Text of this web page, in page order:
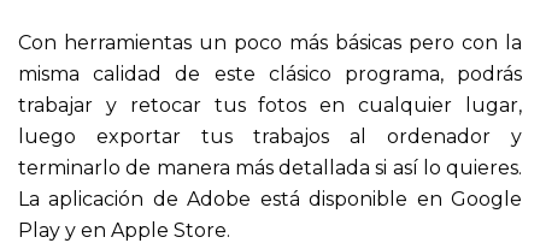
Con herramientas un poco más básicas pero con la
misma calidad de este clásico programa, podrás
trabajar y retocar tus fotos en cualquier lugar,
luego exportar tus trabajos al ordenador y
terminarlo de manera más detallada si así lo quieres.
La aplicación de Adobe está disponible en Google
Play y en Apple Store.